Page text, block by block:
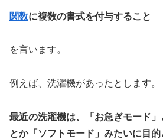
関数に複数の書式を付与すること
を言います。
例えば、洗濯機があったとします。
最近の洗濯機は、「お急ぎモード」
とか「ソフトモード」みたいに目